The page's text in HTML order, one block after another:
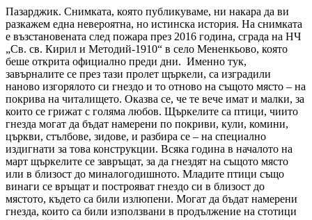
Пазарджик. Снимката, която публикуваме, ни накара да ви
разкажем една невероятна, но истинска история. На снимката
е възстановената след пожара през 2016 година, сграда на НЧ
„Св. св. Кирил и Методий-1910“ в село Мененкьово, която
беше открита официално преди дни. Именно тук,
завърналите се през тази пролет щъркели, са изградили
наново изгорялото си гнездо и то отново на същото място – на
покрива на читалището. Оказва се, че те вече имат и малки, за
които се грижат с голяма любов. Щъркелите са птици, чиито
гнезда могат да бъдат намерени по покриви, кули, комини,
църкви, стълбове, зидове, и разбира се – на специално
издигнати за това конструкции. Всяка година в началото на
март щъркелите се завръщат, за да гнездят на същото място
или в близост до миналогодишното. Младите птици също
винаги се връщат и построяват гнездо си в близост до
мястото, където са били излюпени. Могат да бъдат намерени
гнезда, които са били използвани в продължение на стотици